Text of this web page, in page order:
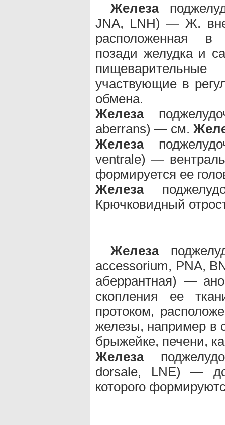
Железа
JNA, LNH) — Ж.
расположенная в
позади желудка и
участвующие в
обмена.
Железа
aberrans) — см.
Железа
ventrale) —
формируется ее
Железа
Крючковидный
Железа
accessorium, PNA,
аберрантная) —
скопления ее
протоком,
железы, например в
брыжейке, печени,
Железа
dorsale, LNE) —
которого